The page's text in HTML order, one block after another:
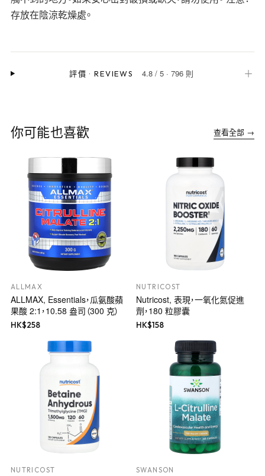
存放在陰涼乾燥處。
評價 ·REVIEWS 4.8/ 5· 796 則 ＋
你可能也喜歡 查看全部 →
ALLMAX
ALLMAX, Essentials，瓜氨酸蘋
果酸 2:1，10.58 盎司（300 克）
HK$258
NUTRICOST
Nutricost, 表現，一氧化氮促進
劑，180 粒膠囊
HK$158
NUTRICOST SWANSON